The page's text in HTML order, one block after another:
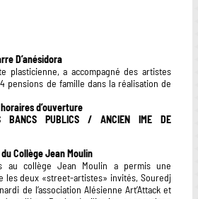
D’anésidora
plasticienne, a accompagné des artistes
pensions de famille dans la réalisation de
d’ouverture
BANCS PUBLICS / ANCIEN IME DE
Collège Jean Moulin
au collège Jean Moulin a permis une
les deux «street-artistes» invités, Souredj
de l’association Alésienne Art’Attack et